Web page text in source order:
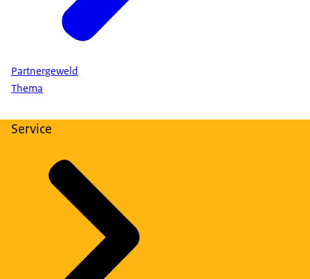
Partnergeweld
Thema
Service